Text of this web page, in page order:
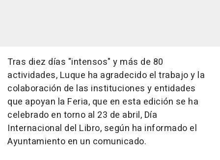
Tras diez días "intensos" y más de 80
actividades, Luque ha agradecido el trabajo y la
colaboración de las instituciones y entidades
que apoyan la Feria, que en esta edición se ha
celebrado en torno al 23 de abril, Día
Internacional del Libro, según ha informado el
Ayuntamiento en un comunicado.